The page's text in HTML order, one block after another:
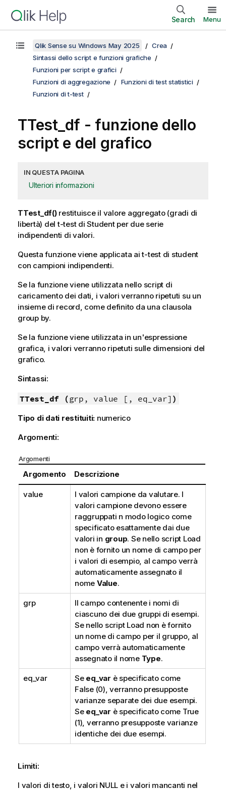
Search Menu
Qlik Sense su Windows May 2025
Crea
Sintassi dello script e funzioni grafiche
Funzioni per script e grafici
Funzioni di aggregazione
Funzioni di test statistici
Funzioni di t-test
TTest_df - funzione dello
script e del grafico
IN QUESTA PAGINA
Ulteriori informazioni
TTest_df()restituisce il valore aggregato (gradi di
libertà) del t-test di Student per due serie
indipendenti di valori.
Questa funzione viene applicata ai t-test di student
con campioni indipendenti.
Se la funzione viene utilizzata nello script di
caricamento dei dati, i valori verranno ripetuti su un
insieme di record, come definito da una clausola
group by.
Se la funzione viene utilizzata in un'espressione
grafica, i valori verranno ripetuti sulle dimensioni del
grafico.
Sintassi:
TTest_df (grp, value [, eq_var] )
Tipo di dati restituiti: numerico
Argomenti:
Argomenti
Argomento Descrizione
value
I valori campione da valutare. I
valori campione devono essere
raggruppati n modo logico come
specificato esattamente dai due
valori in group. Se nello script Load
non è fornito un nome di campo per
i valori di esempio, al campo verrà
automaticamente assegnato il
nome Value.
grp
Il campo contenente i nomi di
ciascuno dei due gruppi di esempi.
Se nello script Load non è fornito
un nome di campo per il gruppo, al
campo verrà automaticamente
assegnato il nome Type.
eq_var Se eq_var è specificato come
False(0), verranno presupposte
varianze separate dei due esempi.
Se eq_var è specificato come True
(1), verranno presupposte varianze
identiche dei due esempi.
Limiti:
I valori di testo, i valori NULL e i valori mancanti nel